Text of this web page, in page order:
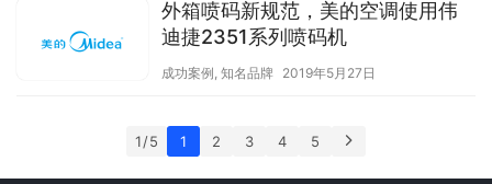
外箱喷码新规范，美的空调使用伟
迪捷2351系列喷码机
成功案例, 知名品牌 2019年5月27日
1 / 5 1 2 3 4 5